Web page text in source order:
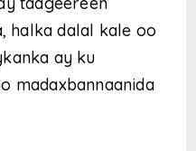
halka dalal kale oo
ay ku
madaxbannaanida